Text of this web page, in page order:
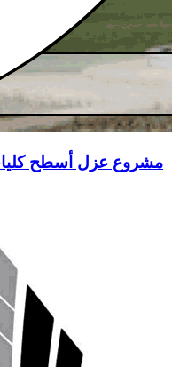
مشروع عزل أسطح كليات